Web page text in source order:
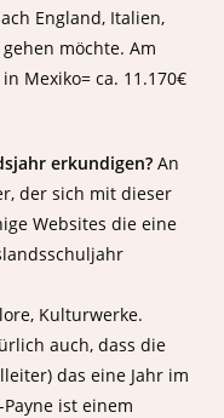
England, Italien,
möchte. Am
Mexiko= ca. 11.170€
erkundigen? An
der sich mit dieser
Websites die eine
Kulturwerke.
auch, dass die
das eine Jahr im
ist einem